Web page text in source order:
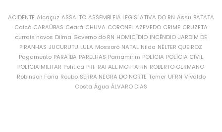
ACIDENTE Alcaçuz ASSALTO ASSEMBLEIA LEGISLATIVA DO RN Assu BATATA
Caicó CARAÚBAS Ceará CHUVA CORONEL AZEVEDO CRIME CRUZETA
currais novos Dilma Governo do RN HOMICÍDIO INCÊNDIO JARDIM DE
PIRANHAS JUCURUTU LULA Mossoró NATAL Nilda NÉLTER QUEIROZ
Pagamento PARAÍBA PARELHAS Parnamirim POLÍCIA POLÍCIA CIVIL
POLÍCIA MILITAR Política PRF RAFAEL MOTTA RN ROBERTO GERMANO
Robinson Faria Roubo SERRA NEGRA DO NORTE Temer UFRN Vivaldo
Costa Água ÁLVARO DIAS